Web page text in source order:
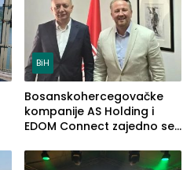
BiH
Bosanskohercegovačke
kompanije AS Holding i
EDOM Connect zajedno se